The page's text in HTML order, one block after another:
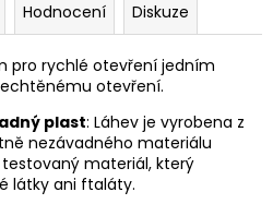
Hodnocení Diskuze
pro rychlé otevření jedním
otevření.
plast: Láhev je vyrobena z
nezávadného materiálu
testovaný materiál, který
látky ani ftaláty.